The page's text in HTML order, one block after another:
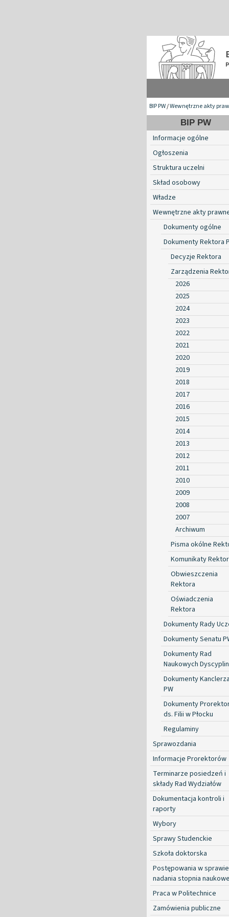
BIP PW/Wewnętrzne akty
BIP PW
Informacje ogólne
Ogłoszenia
Struktura uczelni
Skład osobowy
Władze
Wewnętrzne akty
Dokumenty ogólne
Dokumenty Rektora
Decyzje Rektora
Zarządzenia
2026
2025
2024
2023
2022
2021
2020
2019
2018
2017
2016
2015
2014
2013
2012
2011
2010
2009
2008
2007
Archiwum
Pisma okólne
Komunikaty
Obwieszczenia
Rektora
Oświadczenia
Rektora
Dokumenty Rady
Dokumenty Senatu
Dokumenty Rad
Naukowych Dyscyplin
Dokumenty Kanclerza
PW
Dokumenty
ds. Filii w Płocku
Regulaminy
Sprawozdania
Informacje Prorektorów
Terminarze posiedzeń i
składy Rad Wydziałów
Dokumentacja kontroli i
raporty
Wybory
Sprawy Studenckie
Szkoła doktorska
Postępowania w sprawie
nadania stopnia
Praca w Politechnice
Zamówienia publiczne